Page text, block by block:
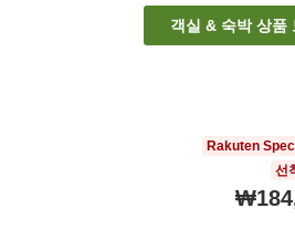
객실 & 숙박 상품
Rakuten
선